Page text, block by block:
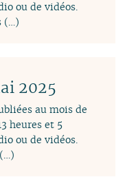
ou de vidéos.
(…)
2025
au mois de
heures et 5
ou de vidéos.